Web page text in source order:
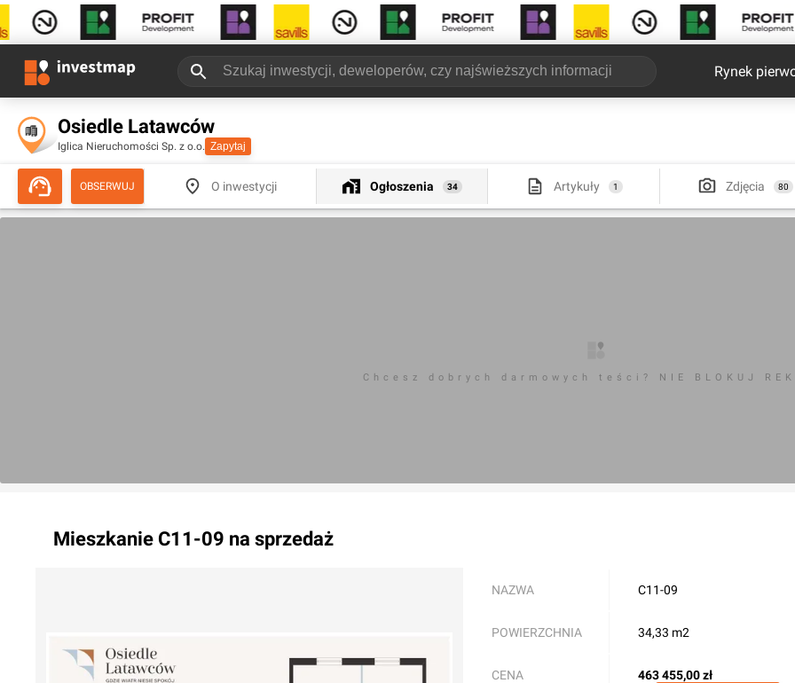
Rynek
Osiedle Latawców
Iglica Nieruchomości Sp. z o.o. Zapytaj
OBSERWUJ O inwestycji Ogłoszenia 34 Artykuły 1 Zdjęcia 80
Chcesz dobrych darmowych teści? NIE BLOKUJ
Mieszkanie C11-09 na sprzedaż
NAZWA C11-09
POWIERZCHNIA 34,33 m2
CENA 463 455,00zł